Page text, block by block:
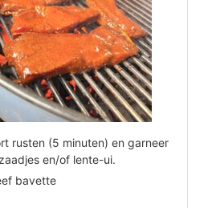
rusten (5 minuten) en garneer
en/of lente-ui.